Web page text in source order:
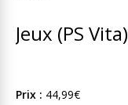
Jeux (PS Vita)
Prix : 44,99€